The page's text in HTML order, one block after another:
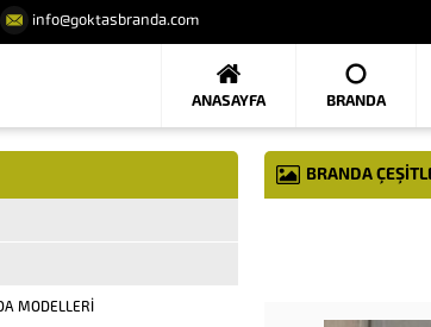
info@goktasbranda.com
ANASAYFA BRANDA
BRANDA
MODELLERI